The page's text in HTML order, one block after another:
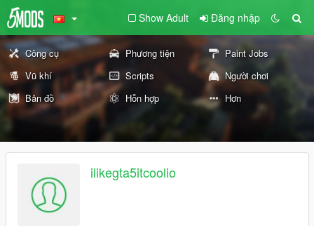
Show Adult Đăng nhập
Công cụ Phương tiện
Paint Jobs
Vũ khí
Scripts
Người chơi
Bản đồ
Hỗn hợp Hơn
ilikegta5itcoolio